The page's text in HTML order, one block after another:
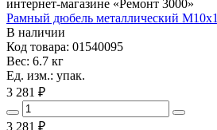
Рамный дюбель металлический
В наличии
Код товара: 01540095
Вес: 6.7 кг
Ед. изм.: упак.
3 281 ₽
3 281 ₽